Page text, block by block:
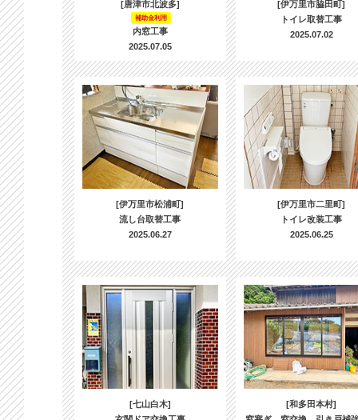
[唐津市北波多]
補助金利用
内窓工事
2025.07.05
[伊万里市脇田町]
トイレ取替工事
2025.07.02
[伊万里市松浦町]
流し台取替工事
2025.06.27
[伊万里市二里町]
トイレ改装工事
2025.06.25
[七山白木]
[和多田本村]